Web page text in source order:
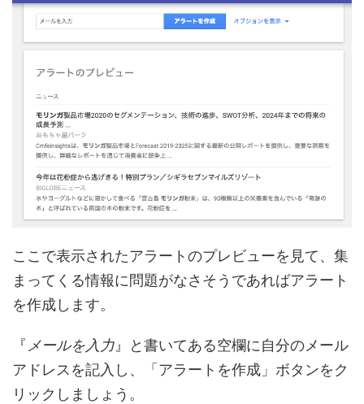
ここで表示されたアラートのプレビューを見て、集
まってくる情報に問題がなさそうであればアラート
を作成します。
『メールを入力』と書いてある空欄に自分のメール
アドレスを記入し、「アラートを作成」ボタンをク
リックしましょう。